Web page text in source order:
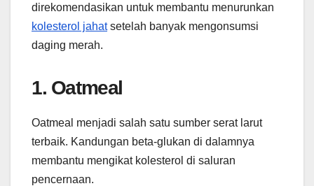
direkomendasikan untuk membantu menurunkan
kolesterol jahatsetelah banyak mengonsumsi
daging merah.
1. Oatmeal
Oatmeal menjadi salah satu sumber serat larut
terbaik. Kandungan beta-glukan di dalamnya
membantu mengikat kolesterol di saluran
pencernaan.